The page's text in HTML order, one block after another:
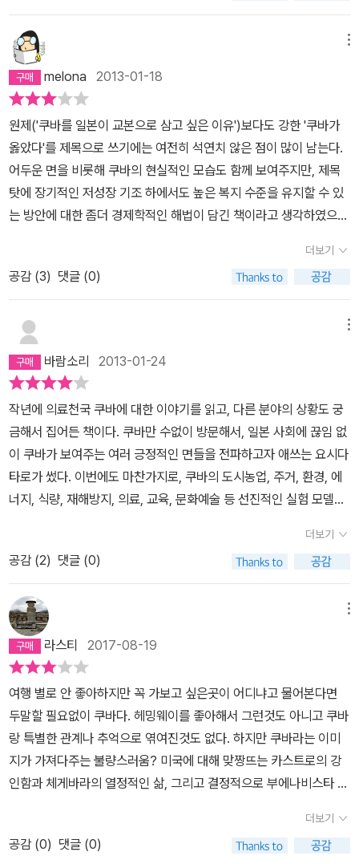
이 불만을 품고 있는 것도 사실이다. 그래서 저자는 이 네 가지 과제에
대해 쿠바가 어떻게 분투하고 있는가를 중심으로 이 책을 저술하면
서, 쿠바의 빛과 그림자를 동시에 조망하고 있다. 쿠바의 의미심장한
실험들을 보노라면, 반성장 복지국가의 모델에 관한 하나의 힌트를
얻을 수 있지 않을까? "역사관사무소를 나오자 이미 햇살이 기울어
있다. 우연이지만 여기가 이번 방문의 마지막 취재처가 되었다. 알고
보는 것과 모르고 보는 것과는 보이는 풍경이 천지차이다. …… 공동
체 건축가, 어머니들의 집 등 이 책에 등장한 테마뿐만이 아니라 지금
까지의 내 저서에 들었던 화제들도 다 포함되어 있다. 경제 활성화와
환경, 복지의료, 교육, 문화와 그 모두를 짜 넣은 마을 만들기! …… 새
다는 중후함으로 내게 다가온다. 고풍스러운 조명이 오렌지색으로 옛
는 젊은 커플이 서로 달라붙는다. 도시가 밝은 것은 아니지만 치안은
좋은 편이다. 아이들의 웃음소리가 겹치고 멀리서 라틴 리듬이 희미
하게 울리고 있다. …… ‘노스탤지어!’ 무의식중에 그 말이 입에서 새어
구이다. 그리고 광케이블이 각 호텔을 네트워크로 묶고 있다. 그래, 여
기는 단지 고풍스러운 곳이 아니라 ‘그리운 미래’인 것이다. …… (우
리는) 과연 아바나처럼 그리운 미래, 풍요롭고 우아하게 몰락해가는
길을 지금부터라도 연출할 수 있을까."(본문 304~305쪽) "쿠바가
선두를 달리는 ‘검소한 사회’는 프랑스를 비롯한 유럽 국가들에서는
다음 세대를 여는 키워드로 한참 주목을 받고 있다. 쿠바의 어두운 면
도 묘사하고 있다고 말하면서도 쿠바를 배우자라는 다소 비장한 결말
였다. 경제성장을 하지 않으면 풍요롭게 될 수 없다고 하는 강박관념
은 더 이상 필요하지 않다. 우아하고 밝은 사회라면 몰락하는 편이 오
히려 행복하게 되는 것이다. 검소해도 궁상스럽지 않은 이 작은 나라
에서 조촐한 희망을 찾아갈 수 있다면 이 책은 역할을 다했다고 말할
수 있을 것 같다."(본문 311쪽, 저자후기 중에서)
저 멀리서 찾으면 안 된다. 바로 나 자신부터, 내 곁부터 찾기 시작해
야 한다. 이 책의 저자는 책의 말미에서 그리운 미래라고 하였는데, 나
는 오래된 미래라는 말이 더 어울린다고 생각을 한다. 쿠바하면 여러
생각이 드는데, 가장 먼저 떠오르는 인물은 체 게바라, 그리고 피델 카
스트로, 다음은 관타나모 형무소, 그리고 유기농. 쿠바 혁명이 성공한
뒤, 게바라는 볼리비아에서 죽고, 카스트로는 쿠바의 지도자로 지금
까지도 쿠바를 이끌어왔는데, 지금은 건강이 좋지 않아, 그 동생인 라
울에게 물려주고 있는 상태고, 관타나모 형무소는 악명높은 형무소로
유명하니... 여기에 어울리지 않게 유기농이라니... 소련이 붕괴한 뒤,
석유공급이 끊긴 쿠바에서 살아남기 위해서 취한 조치가 바로 자급자
족하는 농업 아니었던가.자급자족하는 농업을 하기 위해서는 석유에
의존하는 농업을 포기해야만 한다. 석유라는 자원은 이미 해외의존이
학약품들은 석유에 의존하는 약품이고, 또 단일농업은 그러한 사회구
조에서 취하는 가장 손쉬운 방법이기 때문이다. 이 책을 읽다보면 쿠
바는 이러한 농업에서 유기농업으로, 그리고 다작농업, 종자를 다양
하게 살리는 농업으로 나아간다. 그 결과가 쿠바를 유기농업의 나라
로 인식하게 하는 결과를 낳았다. 여기에 더해 이 책은 쿠바의 장점만
을 이야기하지 않는다. 쿠바의 어두운 면도 다루고 있다. 그래서 우리
가 흔히 쿠바는 이상세계라고 하는 착각에 빠지지 않도록 한다. 그러
한 어두운 면을 껴안고 더욱 긍정적인 면으로 나아가는 점에서 쿠바
쿠바를 이야기하고 있는데, 저자의 다른 책 '생태도시 아바나의 탄
생'(들녘출판사)을 먼저 읽은 독자라면 이 책이 더욱 실감나게 다가오
리라. 특히 내 마음에 와닿은 부분은 재해에 대처하는 쿠바인들의 자
세였고, 이들은 그렇게 허리케인이 일년에 두 번씩이나 늘 오는데도,
사망자가 거의 없는 대처방식을 지니고 있다는 사실, 그것도 중앙정
부 차원이 아니라, 바로 지역차원에서 그러한 대처방법을 지니고 있
다는 사실이 바로 우리들이 지니고 있었던 오래된 미래의 방식, 마을
공동체에서 삶을 살아가는 방식이었다는 사실을 깨달을 수 있었
다. 여기에 의료체계, 문화에 대한 관심, 그리고 자신들의 역사를 기억
하려는 자세 등이 마음에 남아 있다. 500년이 넘은 고도를 개발이라
는 명목으로 옛것이라는 볼 수 없게 만들어놓은 서울을 보면, 관광객
들에게 기껏해야 궁들과 종묘와 묘들밖에는 보여주지 못하고 있는 이
않다. 아니, 인간의 사회에서 완전을 추구하면 그것은 닫힌 체계로 나
melona 2013-01-18
원제('쿠바를 일본이 교본으로 삼고 싶은 이유')보다도 강한 '쿠바가
옳았다'를 제목으로 쓰기에는 여전히 석연치 않은 점이 많이 남는다.
어두운 면을 비롯해 쿠바의 현실적인 모습도 함께 보여주지만, 제목
탓에 장기적인 저성장 기조 하에서도 높은 복지 수준을 유지할 수 있
는 방안에 대한 좀더 경제학적인 해법이 담긴 책이라고 생각하였으나
례 소개집에 가깝다). 정책사례 소개집에 따라붙는 한계는 어쩔 수 없
다. 지역과 커뮤니티와 주민의 참여 어쩌고 하는 번지르르한 거버넌
스 소개집은 넘치고 넘친다. 그게 그렇게 수월하지는 않으며, 일부 커
뮤니티에서의 제한적인 성공이 아니라 국가 전역에 걸쳐 잘 굴러가리
라는 건 꿈같은 이야기라는 것쯤은 짐작할 수 있다.고로 이 책은 쿠바
가 어떠한 개혁을 통해 경제봉쇄 속에서도 국가를 유지하고 있는 지
에 대해서 다층적으로 알려주기는 하나, 일본을 비롯하여 저성장 국
면이 장기화되거나 앞으로 저성장이 예고되는 국가로 하여금 쿠바
를 교본 삼아 참고하도록 할 수 있는 보다 일반화된 해법은 주지 않는
다. 적어도 이 책을 보고 난 느낌은, 쿠바는 되풀이 될 수 있는 것이 아
니고 지극히 예외적인 현상이라고 볼 수밖에 없다는 생각이다.최근에
본 또 다른 쿠바 관련 작품으로, 한국 여성이 쿠바의 열 살 연하 남성
과 결혼하는 과정을 통해 양국의 다른 점을 엿볼 수 있는 <쿠바의 연
인> 이라는 다큐멘터리가 있는데, 상당히 재미있으니 둘을 같이 보면
인 독자를 상정하고 쓰여졌다. '편견에 기반한 비교' 라며 천연덕스럽
게 들이대고 있으니 화도 못 내지만, 쿠바와 일본이 유사한 점이라며
본문에서 들고 있는 표는 실소가 난다. 이러한 식으로 편견에 기반했
느니, 사견일 뿐이라느니 하는 스탠스를 표방하며 가능한 비판을 요
리조리 빠져나가는 경향이 요즘 일본 저자들 사이에서 유행하기라도
하는 것인가(우치다 타츠루의 '사가판' <유대문화론> 에서도 같은 것
을 느꼈다). '아니면 말고' 식의 무책임한 글쓰기이자, 글이 지시하고
자 하는 내용 자체보다는 자기 자신에 대해 더 많은 것을 말하고자 하
는 무의식의 산물이라는 점에서 바람직한 것은 아니라고 느낀다.
더보기
공감 (3) 댓글 (0)
바람소리 2013-01-24
작년에 의료천국 쿠바에 대한 이야기를 읽고, 다른 분야의 상황도 궁
금해서 집어든 책이다. 쿠바만 수없이 방문해서, 일본 사회에 끊임 없
이 쿠바가 보여주는 여러 긍정적인 면들을 전파하고자 애쓰는 요시다
타로가 썼다. 이번에도 마찬가지로, 쿠바의 도시농업, 주거, 환경, 에
너지, 식량, 재해방지, 의료, 교육, 문화예술 등 선진적인 실험 모델을
면만 보고 다 잘 되어간다고 말하지 않기 위해, 부정적인 면도 충분히
기술하기 위해 애쓴 점이 눈에 보인다. 물론, 그럼에도 불구하고 각 항
목마다 마지막 마무리는 쿠바에서 우리가 무엇을 배워야 하는가에 대
해 역설하고 있지만...결론적으로 말하면, '의료천국, 쿠바를 가다'에
비해서는 좀 재미 없게 읽었다. 일부는 그 책과 내용이 겹치는 탓에 더
그랬던 듯... 하지만, 쿠바의 유기농업에 대한 이야기와 주거 정책에
대한 부분은 매우 흥미로웠다. 저공비행, 여전히 모두들 고성장을 외
치는 가운데 저공비행은 몰락으로 보일 수도 있겠지만, 과연 그것이
진정한 몰락일까? 그렇다면, 우리는 그와 달리, 앞으로 고도의 성장
을 지속할 수 있을까? 이런 저공비행 속에서도 모두 함께 행복하기
위한 길을 걷고 있는 쿠바에게 우리는 정말 배울 것이 없을까? 진지
하게 자문해봐야 한다.누구나 최저 9년간의 의무교육, 169개의 기초
행정구역에 모두 존재하는 대학, 교육비는 대학원까지 무료, 1천 명당
유아 사망률은 4.7명(미국보다도 낮다), 아이들에게 접종되는 13종
더보기
공감 (2) 댓글 (0)
라스티 2017-08-19
여행 별로 안 좋아하지만 꼭 가보고 싶은곳이 어디냐고 물어본다면
두말할 필요없이 쿠바다. 헤밍웨이를 좋아해서 그런것도 아니고 쿠바
랑 특별한 관계나 추억으로 엮여진것도 없다. 하지만 쿠바라는 이미
지가 가져다주는 불량스러움? 미국에 대해 맞짱뜨는 카스트로의 강
인함과 체게바라의 열정적인 삶, 그리고 결정적으로 부에나비스타 소
대해 관심을 가지게 되며 이것 저것 알아보고, 책도 시간을 내서 가끔
씩 읽어주고 있다. 그들의 역사와 문화, 삶을 들여다보면 볼수록 매우
더보기
공감 (0) 댓글 (0)